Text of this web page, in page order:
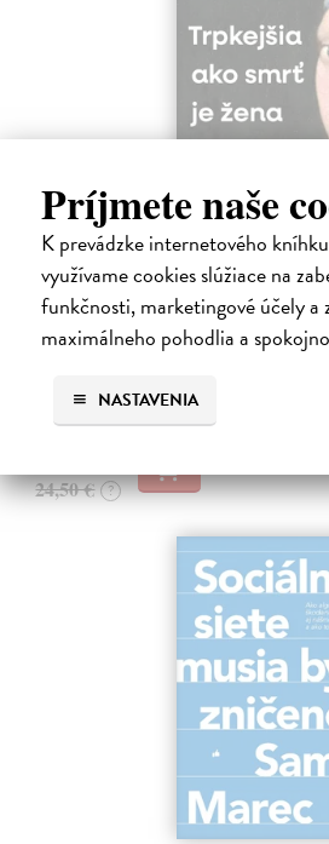
Príjmete naše
K prevádzke internetového
využívame cookies slúžiace na
funkčnosti, marketingové účely a
maximálneho pohodlia a
NASTAVENIA
Trpkejšia ako smrť je
Marneros Andreas| Kniha
JE TO MOŽNO NAJVÄČŠIA
rovnocennosť a rovnoprávnosť ženy a
pohlaviami sa však nezačali feminizmom
Zasielame do 14 dní
24,50 € ?